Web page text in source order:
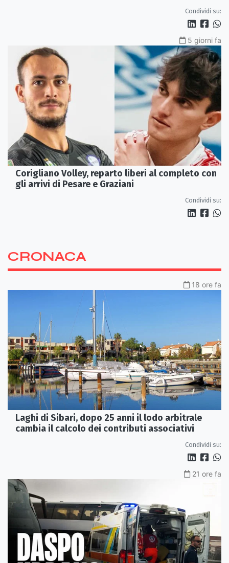
Condividi su:
5 giorni fa
Corigliano Volley, reparto liberi al completo con
gli arrivi di Pesare e Graziani
Condividi su:
CRONACA
18 ore fa
Laghi di Sibari, dopo 25 anni il lodo arbitrale
cambia il calcolo dei contributi associativi
Condividi su:
21 ore fa